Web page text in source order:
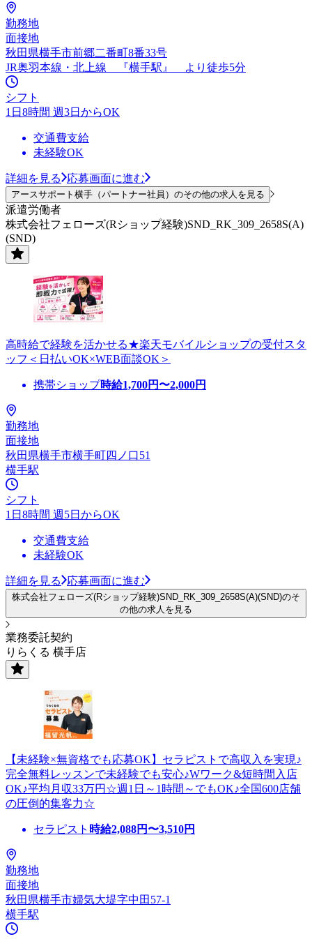
勤務地
面接地
秋田県横手市前郷二番町8番33号
JR奥羽本線・北上線 『横手駅』 より徒歩5分
シフト
1日8時間 週3日からOK
交通費支給
未経験OK
詳細を見る 応募画面に進む
アースサポート横手（パートナー社員）のその他の求人を見る
派遣労働者
株式会社フェローズ(Rショップ経験)SND_RK_309_2658S(A)
(SND)
高時給で経験を活かせる★楽天モバイルショップの受付スタ
ッフ＜日払いOK×WEB面談OK＞
携帯ショップ時給1,700円〜2,000円
勤務地
面接地
秋田県横手市横手町四ノ口51
横手駅
シフト
1日8時間 週5日からOK
交通費支給
未経験OK
詳細を見る 応募画面に進む
株式会社フェローズ(Rショップ経験)SND_RK_309_2658S(A)(SND)のそ
の他の求人を見る
業務委託契約
りらくる 横手店
【未経験×無資格でも応募OK】セラピストで高収入を実現♪
完全無料レッスンで未経験でも安心♪Wワーク&短時間入店
OK♪平均月収33万円☆週1日～1時間～でもOK♪全国600店舗
の圧倒的集客力☆
セラピスト 時給2,088円〜3,510円
勤務地
面接地
秋田県横手市婦気大堤字中田57-1
横手駅